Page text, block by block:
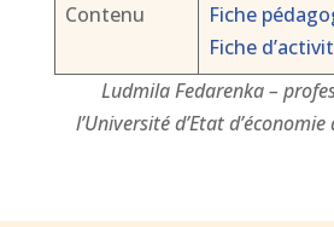
Contenu
Fiche
Fiche
Ludmila Fedarenka –
l’Université d’Etat